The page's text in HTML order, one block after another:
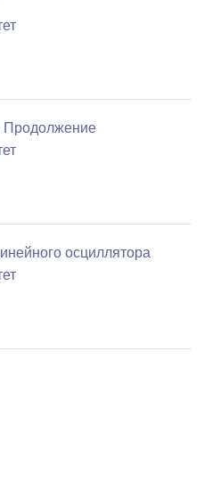
Продолжение
осциллятора